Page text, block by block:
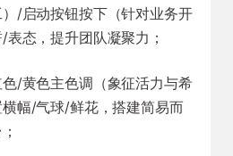
）/启动按钮按下（针对业务开
态，提升团队凝聚力；
色/黄色主色调（象征活力与希
幅/气球/鲜花，搭建简易而